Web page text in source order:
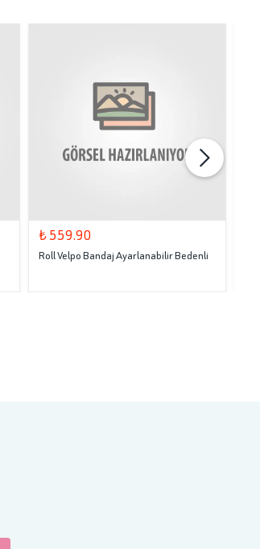
₺ 559.90
Roll Velpo Bandaj Ayarlanabilir Bedenli